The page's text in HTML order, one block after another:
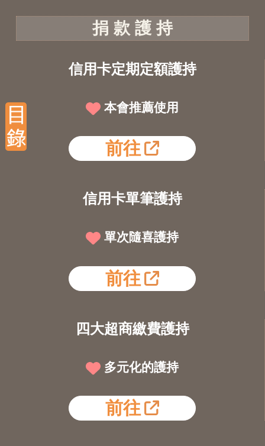
捐 款 護 持
信用卡定期定額護持
本會推薦使用
前往
信用卡單筆護持
單次隨喜護持
前往
四大超商繳費護持
多元化的護持
前往